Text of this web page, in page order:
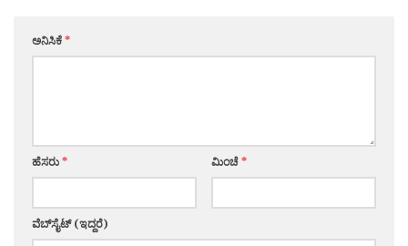
ಅನಿಸಿಕೆ*
ಹೆಸರು* ಮಿಂಚೆ*
ವೆಬ್‌ಸೈಟ್ (ಇದ್ದರೆ)